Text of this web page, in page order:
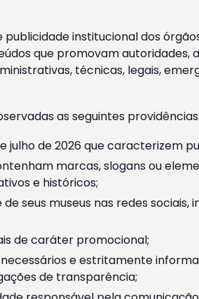
institucional dos
que promovam autoridades,
técnicas, legais,
as seguintes providências:
de 2026 que caracterizem
marcas, slogans ou
e históricos;
seus museus nas redes sociais,
de caráter promocional;
e estritamente
de transparência;